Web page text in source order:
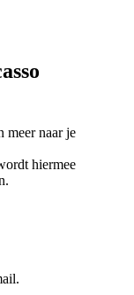
meer naar je
hiermee